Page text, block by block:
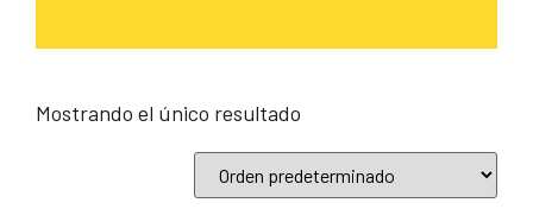
Mostrando el único resultado